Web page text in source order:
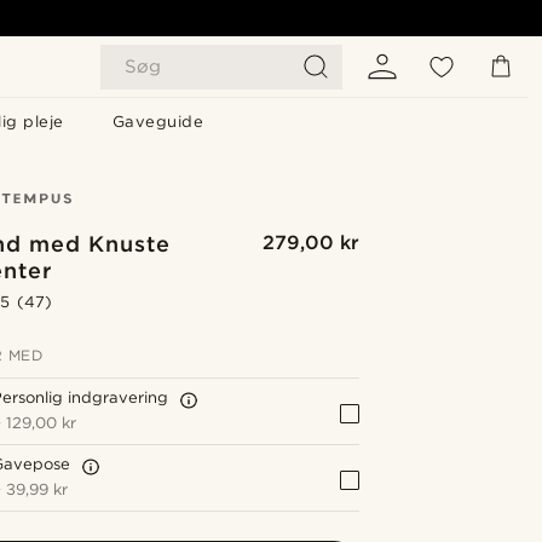
Søg
pleje Gaveguide
med Knuste
279,00 kr
(47)
MED
indgravering
129,00 kr
39,99 kr